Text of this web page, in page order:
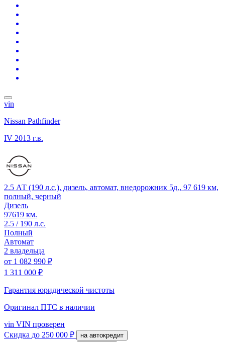
vin
Nissan Pathfinder
IV 2013 г.в.
2.5 АТ (190 л.с.), дизель, автомат, внедорожник 5д., 97 619 км,
полный, черный
Дизель
97619 км.
2.5 / 190 л.с.
Полный
Автомат
2 владельца
от 1 082 990 ₽
1 311 000 ₽
Гарантия юридической чистоты
Оригинал ПТС в наличии
vin VIN проверен
Скидка до 250 000 ₽ на автокредит